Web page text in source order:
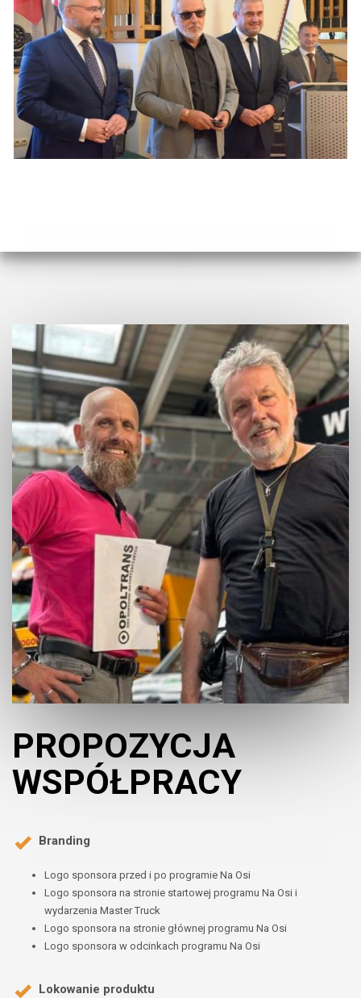
PROPOZYCJA
WSPÓŁPRACY
Branding
Logo sponsora przed i po programie Na Osi
Logo sponsora na stronie startowej programu Na Osi i
wydarzenia Master Truck
Logo sponsora na stronie głównej programu Na Osi
Logo sponsora w odcinkach programu Na Osi
Lokowanie produktu